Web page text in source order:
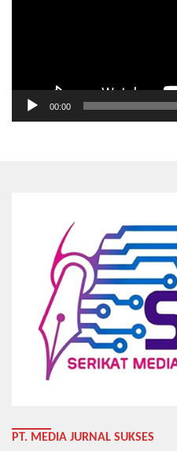
00:00
PT. MEDIA JURNAL SUKSES